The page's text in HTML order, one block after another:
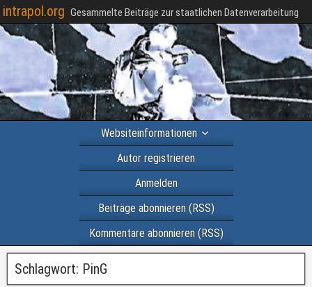
intrapol.org Gesammelte Beiträge zur staatlichen Datenverarbeitung
Websiteinformationen
Autor registrieren
Anmelden
Beiträge abonnieren (RSS)
Kommentare abonnieren (RSS)
Schlagwort: PinG